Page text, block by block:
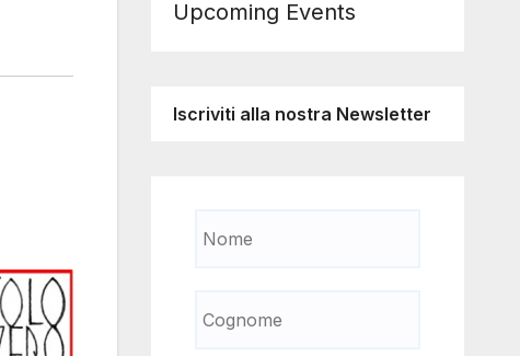
Upcoming Events
Iscriviti alla nostra Newsletter